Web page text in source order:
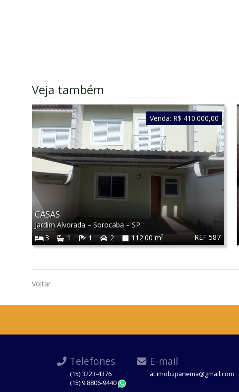
Veja também
REF 587
CASAS
Jardim Alvorada – Sorocaba – SP
3
1 1 2 112.00 m²
Venda: R$ 410.000,00
Voltar
Telefones
(15) 3223-4376
(15) 9 8806-9440
E-mail
at.imob.ipanema@gmail.com